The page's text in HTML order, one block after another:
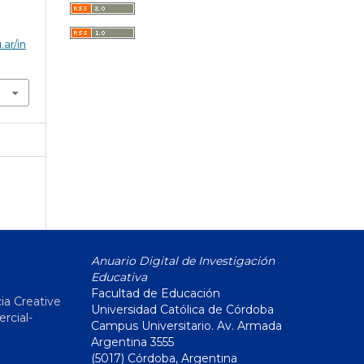
in
Creative
Anuario Digital de Investigación
Educativa
Facultad de Educación
Universidad Católica de Córdoba
Campus Universitario. Av. Armada
Argentina 3555
(5017) Córdoba, Argentina